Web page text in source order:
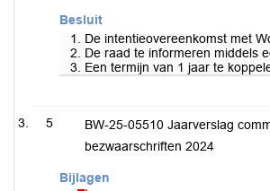
Besluit
1. De intentieovereenkomst met
2. De raad te informeren middels
3. Een termijn van 1 jaar te
5
BW-25-05510 Jaarverslag
bezwaarschriften 2024
Bijlagen